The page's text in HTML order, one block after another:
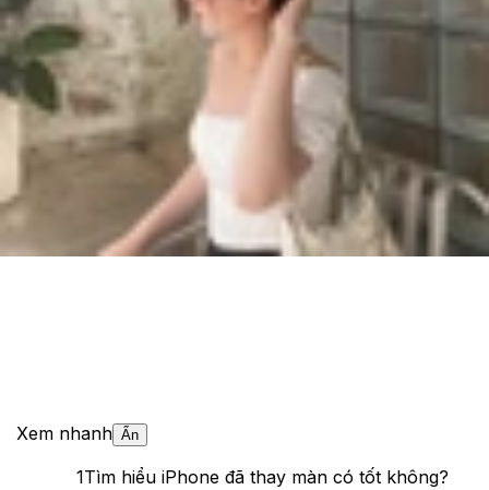
Triệu Vy
Ngày đăng: 03/06/2025
Cập nhật:03/06/2025
Theo dõi XTMobile trên
Xem nhanh Ẩn
1Tìm hiểu iPhone đã thay màn có tốt không?